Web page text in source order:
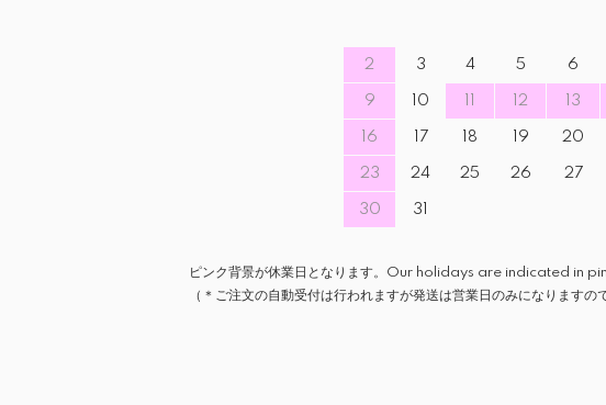
2 3 4 5 6
9 10 12 13
16 17 18 19 20
23 24 25 26 27
30 31
ピンク背景が休業日となります。Our holidays are indicated in
（＊ご注文の自動受付は行われますが発送は営業日のみになりますの